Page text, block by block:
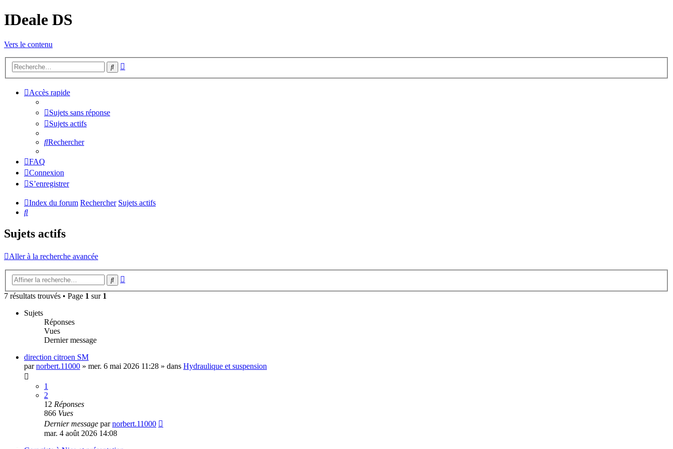
IDeale DS
Vers le contenu
Rechercher
Accès rapide
Sujets sans réponse
Sujets actifs
Rechercher
FAQ
Connexion
S’enregistrer
Index du forum Rechercher Sujets actifs
Rechercher
Sujets actifs
Aller à la recherche avancée
Rechercher
7 résultats trouvés • Page 1 sur 1
Sujets
Réponses
Vues
Dernier message
direction citroen SM
parnorbert.11000 » mer. 6 mai 2026 11:28 » dans Hydraulique et suspension
1
2
12 Réponses
866 Vues
Dernier message parnorbert.11000
mar. 4 août 2026 14:08